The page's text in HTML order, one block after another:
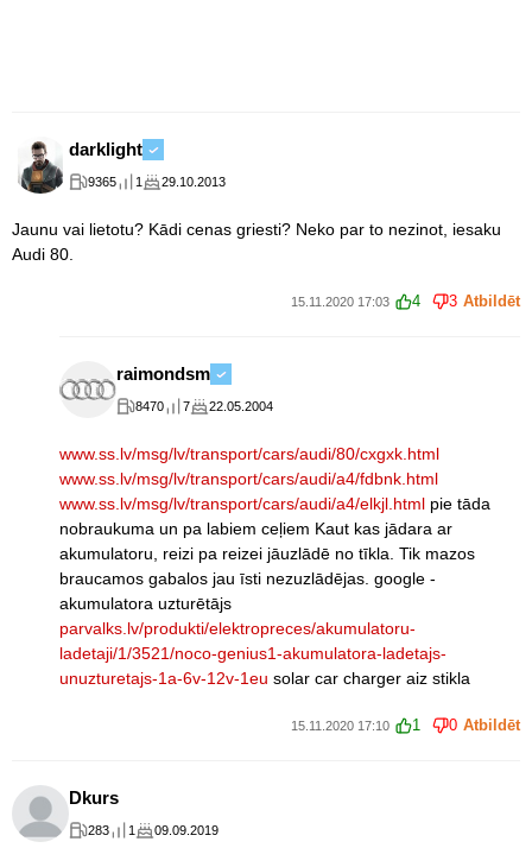
darklight
9365 1 29.10.2013
Jaunu vai lietotu? Kādi cenas griesti? Neko par to nezinot, iesaku
Audi 80.
15.11.2020 17:03 4 3 Atbildēt
raimondsm
8470 7 22.05.2004
www.ss.lv/msg/lv/transport/cars/audi/80/cxgxk.html
www.ss.lv/msg/lv/transport/cars/audi/a4/fdbnk.html
www.ss.lv/msg/lv/transport/cars/audi/a4/elkjl.html pie tāda
nobraukuma un pa labiem ceļiem Kaut kas jādara ar
akumulatoru, reizi pa reizei jāuzlādē no tīkla. Tik mazos
braucamos gabalos jau īsti nezuzlādējas. google -
akumulatora uzturētājs
parvalks.lv/produkti/elektropreces/akumulatoru-
ladetaji/1/3521/noco-genius1-akumulatora-ladetajs-
unuzturetajs-1a-6v-12v-1eu solar car charger aiz stikla
15.11.2020 17:10 1 0 Atbildēt
Dkurs
283 1 09.09.2019